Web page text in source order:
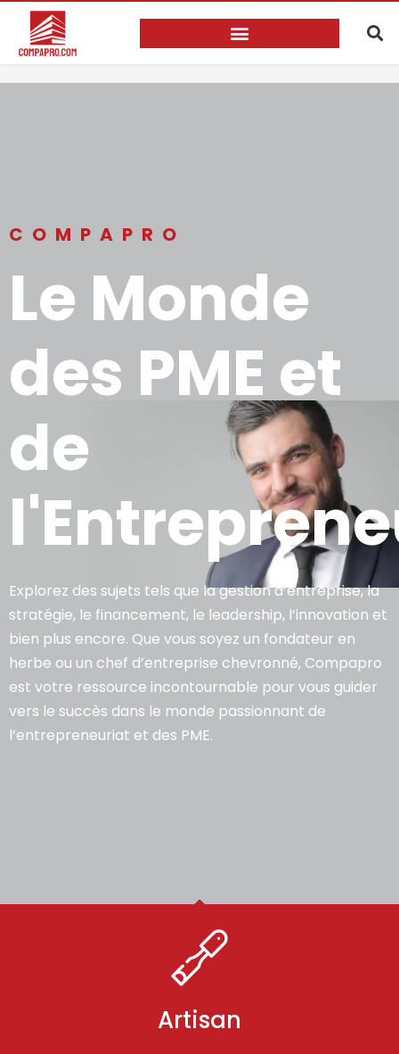
COMPAPRO
Le Monde
des PME et
de
Explorez des sujets tels que la gestion d’entreprise, la
stratégie, le financement, le leadership, l’innovation et
bien plus encore. Que vous soyez un fondateur en
herbe ou un chef d’entreprise chevronné, Compapro
est votre ressource incontournable pour vous guider
vers le succès dans le monde passionnant de
l’entrepreneuriat et des PME.
Artisan